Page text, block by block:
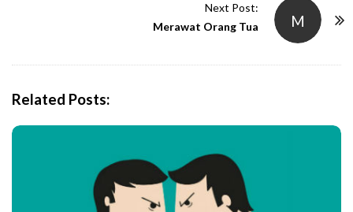
M
Next Post:
Merawat Orang Tua
Related Posts: